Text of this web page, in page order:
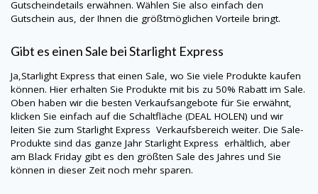
Gutscheindetails erwähnen. Wählen Sie also einfach den
Gutschein aus, der Ihnen die größtmöglichen Vorteile bringt.
Gibt es einen Sale bei Starlight Express
Ja,Starlight Express that einen Sale, wo Sie viele Produkte kaufen
können. Hier erhalten Sie Produkte mit bis zu 50% Rabatt im Sale.
Oben haben wir die besten Verkaufsangebote für Sie erwähnt,
klicken Sie einfach auf die Schaltfläche (DEAL HOLEN) und wir
leiten Sie zum Starlight Express Verkaufsbereich weiter. Die Sale-
Produkte sind das ganze Jahr Starlight Express erhältlich, aber
am Black Friday gibt es den größten Sale des Jahres und Sie
können in dieser Zeit noch mehr sparen.